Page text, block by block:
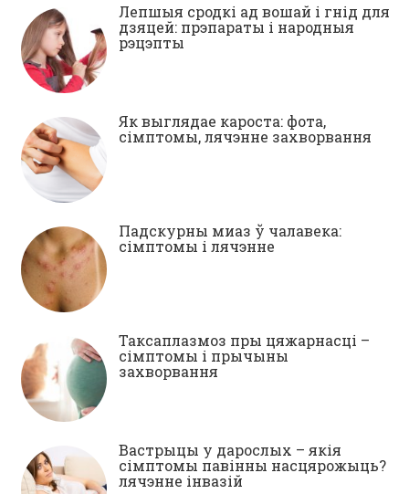
Лепшыя сродкі ад вошай і гнід для
дзяцей: прэпараты і народныя
рэцэпты
Як выглядае кароста: фота,
сімптомы, лячэнне захворвання
Падскурны миаз ў чалавека:
сімптомы і лячэнне
Таксаплазмоз пры цяжарнасці –
сімптомы і прычыны
захворвання
Вастрыцы у дарослых – якія
сімптомы павінны насцярожыць?
лячэнне інвазій